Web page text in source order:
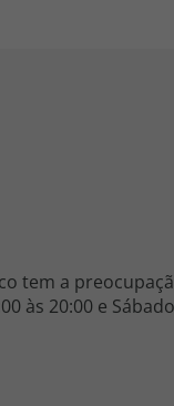
tem a
às 20:00 e